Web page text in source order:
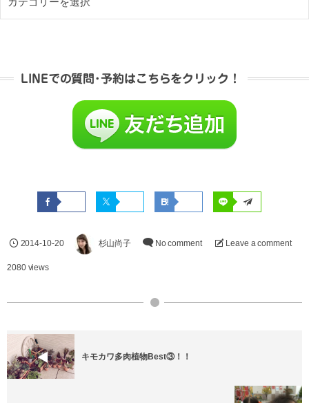
LINEでの質問･予約はこちらをクリック！
2014-10-20 杉山尚子 No comment Leave a comment
2080 views
キモカワ多肉植物Best③！！